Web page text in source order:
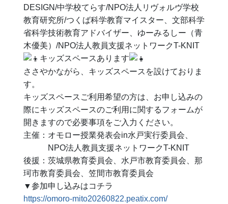
DESIGN/中学校てらす/NPO法人リヴォルヴ学校
教育研究所/つくば科学教育マイスター、文部科学
省科学技術教育アドバイザー、ゆーみるしー（青
木優美）/NPO法人教員支援ネットワークT-KNIT
キッズスペースあります
ささやかながら、キッズスペースを設けておりま
す。
キッズスペースご利用希望の方は、お申し込みの
際にキッズスペースのご利用に関するフォームが
開きますので必要事項をご入力ください。
主催：オモロー授業発表会in水戸実行委員会、
NPO法人教員支援ネットワークT-KNIT
後援：茨城県教育委員会、水戸市教育委員会、那
珂市教育委員会、笠間市教育委員会
▼参加申し込みはコチラ
https://omoro-mito20260822.peatix.com/